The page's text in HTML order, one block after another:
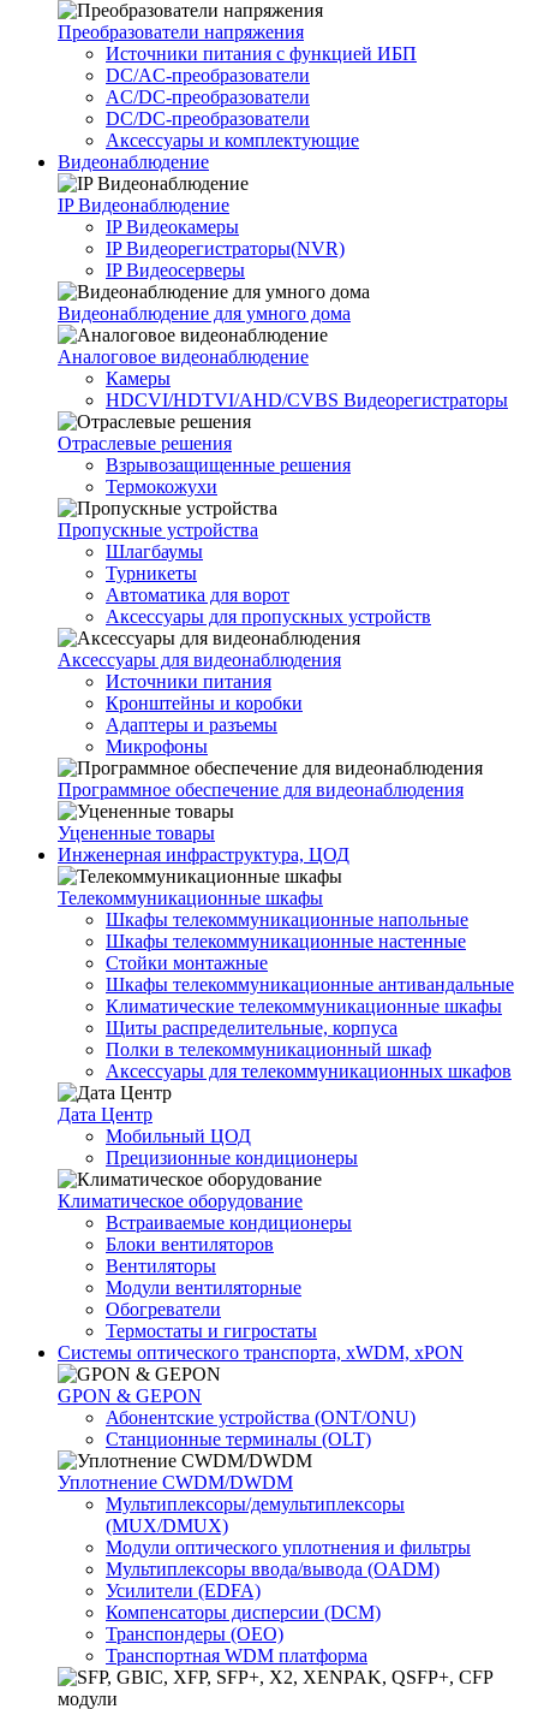
Преобразователи напряжения
Источники питания c функцией ИБП
DC/AC-преобразователи
AC/DC-преобразователи
DC/DC-преобразователи
Аксессуары и комплектующие
Видеонаблюдение
IP Видеонаблюдение
IP Видеокамеры
IP Видеорегистраторы(NVR)
IP Видеосерверы
Видеонаблюдение для умного дома
Аналоговое видеонаблюдение
Камеры
HDCVI/HDTVI/AHD/CVBS Видеорегистраторы
Отраслевые решения
Взрывозащищенные решения
Термокожухи
Пропускные устройства
Шлагбаумы
Турникеты
Автоматика для ворот
Аксессуары для пропускных устройств
Аксессуары для видеонаблюдения
Источники питания
Кронштейны и коробки
Адаптеры и разъемы
Микрофоны
Программное обеспечение для видеонаблюдения
Уцененные товары
Инженерная инфраструктура, ЦОД
Телекоммуникационные шкафы
Шкафы телекоммуникационные напольные
Шкафы телекоммуникационные настенные
Стойки монтажные
Шкафы телекоммуникационные антивандальные
Климатические телекоммуникационные шкафы
Щиты распределительные, корпуса
Полки в телекоммуникационный шкаф
Аксессуары для телекоммуникационных шкафов
Дата Центр
Мобильный ЦОД
Прецизионные кондиционеры
Климатичeское оборудование
Встраиваемые кондиционеры
Блоки вентиляторов
Вентиляторы
Модули вентиляторные
Обогреватели
Термостаты и гигростаты
Системы оптического транспорта, xWDM, xPON
GPON & GEPON
Абонентские устройства (ONT/ONU)
Станционные терминалы (OLT)
Уплотнение CWDM/DWDM
Мультиплексоры/демультиплексоры
(MUX/DMUX)
Модули оптического уплотнения и фильтры
Мультиплексоры ввода/вывода (OADM)
Усилители (EDFA)
Компенсаторы дисперсии (DCM)
Транспондеры (OEO)
Транспортная WDM платформа